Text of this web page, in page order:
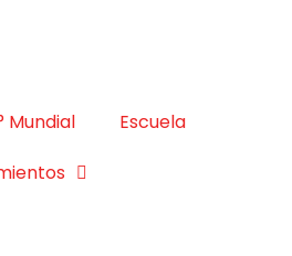
Mundial
Escuela